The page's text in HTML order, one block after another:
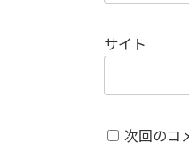
サイト
次回のコ